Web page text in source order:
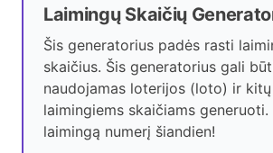
Laimingų Skaičių
Šis generatorius padės rasti
skaičius. Šis generatorius gali
naudojamas loterijos (loto) ir
laimingiems skaičiams generuoti.
laimingą numerį šiandien!